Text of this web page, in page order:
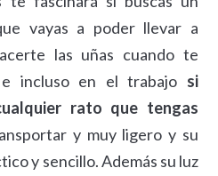
vayas a poder llevar a
las uñas cuando te
incluso en el trabajo si
rato que tengas
y muy ligero y su
y sencillo. Además su luz